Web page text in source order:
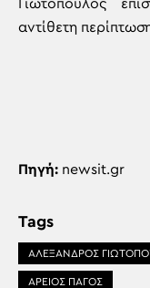
Γιωτόπουλος
αντίθετη
Πηγή: newsit.gr
Tags
ΑΛΕΞΑΝΔΡΟΣ
ΑΡΕΙΟΣ ΠΑΓΟΣ